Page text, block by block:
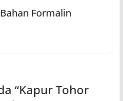
Formalin
“Kapur Tohor